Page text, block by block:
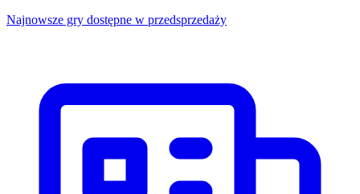
Najnowsze gry dostępne w przedsprzedaży